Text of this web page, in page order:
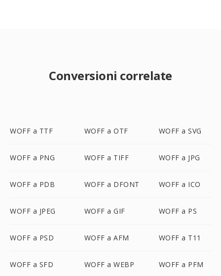
Conversioni correlate
WOFF a TTF WOFF a OTF WOFF a SVG
WOFF a PNG WOFF a TIFF WOFF a JPG
WOFF a PDB WOFF a DFONT WOFF a ICO
WOFF a JPEG WOFF a GIF WOFF a PS
WOFF a PSD WOFF a AFM WOFF a T11
WOFF a SFD WOFF a WEBP WOFF a PFM